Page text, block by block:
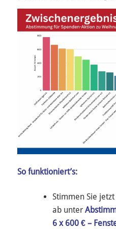
So funktioniert’s:
Stimmen Sie
ab unter
6 x 600 € –